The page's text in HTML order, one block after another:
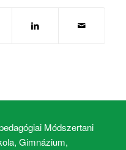
Módszertani
Gimnázium,